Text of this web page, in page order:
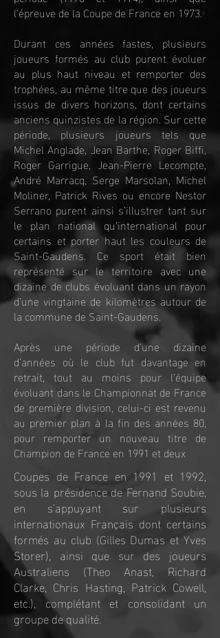
l’épreuve de la Coupe de France en 1973.
Durant ces années fastes, plusieurs
joueurs formés au club purent évoluer
au plus haut niveau et remporter des
trophées, au même titre que des joueurs
issus de divers horizons, dont certains
anciens quinzistes de la région. Sur cette
période, plusieurs joueurs tels que
Michel Anglade, Jean Barthe, Roger Biffi,
Roger Garrigue, Jean-Pierre Lecompte,
André Marracq, Serge Marsolan, Michel
Moliner, Patrick Rives ou encore Nestor
Serrano purent ainsi s’illustrer tant sur
le plan national qu’international pour
certains et porter haut les couleurs de
Saint-Gaudens. Ce sport était bien
représenté sur le territoire avec une
dizaine de clubs évoluant dans un rayon
d’une vingtaine de kilomètres autour de
la commune de Saint-Gaudens.
Après une période d’une dizaine
d’années où le club fut davantage en
retrait, tout au moins pour l’équipe
évoluant dans le Championnat de France
de première division, celui-ci est revenu
au premier plan à la fin des années 80,
pour remporter un nouveau titre de
Champion de France en 1991 et deux
Coupes de France en 1991 et 1992,
sous la présidence de Fernand Soubie,
en s’appuyant sur plusieurs
internationaux Français dont certains
formés au club (Gilles Dumas et Yves
Storer), ainsi que sur des joueurs
Australiens (Theo Anast, Richard
Clarke, Chris Hasting, Patrick Cowell,
etc.), complétant et consolidant un
groupe de qualité.